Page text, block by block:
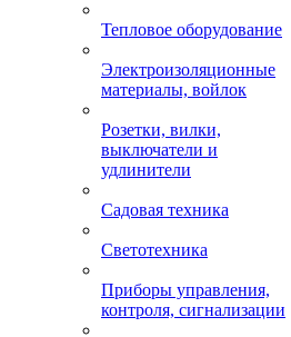
Тепловое оборудование
Электроизоляционные
материалы, войлок
Розетки, вилки,
выключатели и
удлинители
Садовая техника
Светотехника
Приборы управления,
контроля, сигнализации